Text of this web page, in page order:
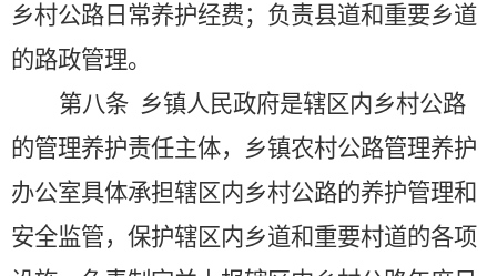
乡村公路日常养护经费；负责县道和重要乡道
的路政管理。
第八条 乡镇人民政府是辖区内乡村公路
的管理养护责任主体，乡镇农村公路管理养护
办公室具体承担辖区内乡村公路的养护管理和
安全监管，保护辖区内乡道和重要村道的各项